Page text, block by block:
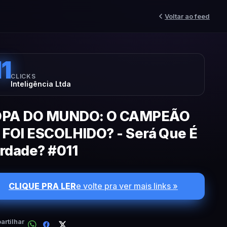
Voltar ao feed
CLICKS
Inteligência Ltda
DO MUNDO: O CAMPEÃO
ESCOLHIDO? - Será Que É
#011
CLIQUE PRA LERe volte pra ver mais links »